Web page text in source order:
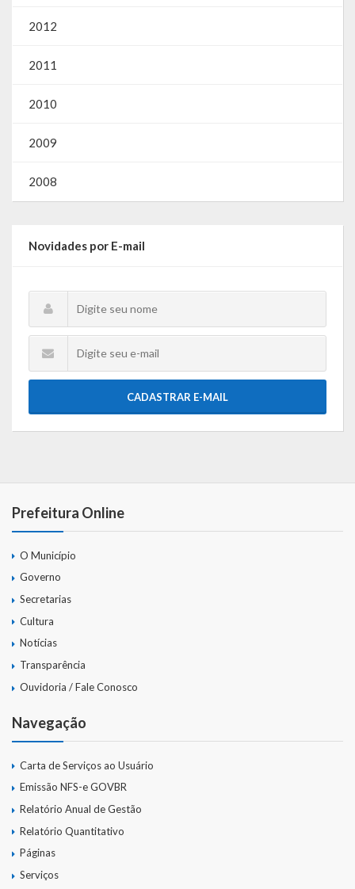
2012
2011
2010
2009
2008
Novidades por E-mail
CADASTRAR E-MAIL
Prefeitura Online
O Município
Governo
Secretarias
Cultura
Notícias
Transparência
Ouvidoria / Fale Conosco
Navegação
Carta de Serviços ao Usuário
Emissão NFS-e GOVBR
Relatório Anual de Gestão
Relatório Quantitativo
Páginas
Serviços